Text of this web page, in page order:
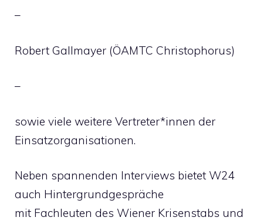
–
Robert Gallmayer (ÖAMTC Christophorus)
–
sowie viele weitere Vertreter*innen der
Einsatzorganisationen.
Neben spannenden Interviews bietet W24
auch Hintergrundgespräche
mit Fachleuten des Wiener Krisenstabs und